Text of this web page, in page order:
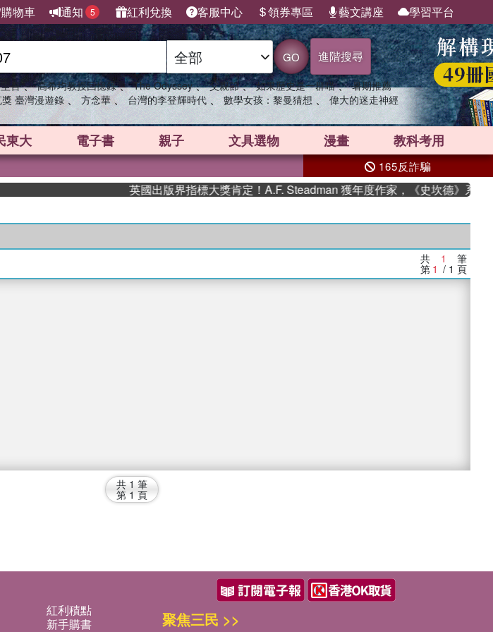
購物車 通知 5 紅利兌換 客服中心 領券專區 藝文講座 學習平台
GO 進階搜尋
吾 、 高希均教授回憶錄 、 The Odyssey 、 父親節 、 如果歷史是一群喵 、 暑期推薦
臺灣漫遊錄 、 方念華 、 台灣的李登輝時代 、 數學女孩：黎曼猜想 、 偉大的迷走神經
東大 電子書 親子 文具選物 漫畫 教科考用
165反詐騙
英國出版界指標大獎肯定！A.F. Steadman 獲年度作家，《史坎德》系列帶
共 1 筆
第 1 / 1 頁
共 1 筆
第 1 頁
紅利積點
新手購書
聚焦三民 >>